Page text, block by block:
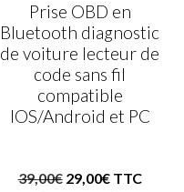
Prise OBD en
Bluetooth diagnostic
de voiture lecteur de
code sans fil
compatible
IOS/Android et PC
39,00€ 29,00€ TTC